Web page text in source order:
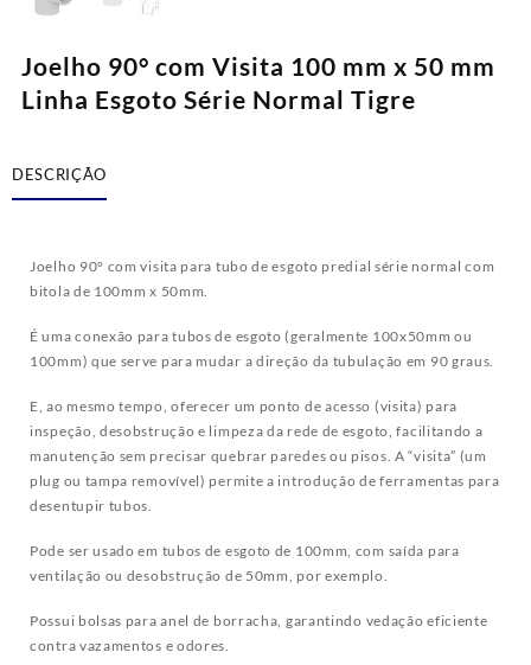
Joelho 90° com Visita 100 mm x 50 mm
Linha Esgoto Série Normal Tigre
DESCRIÇÃO
Joelho 90° com visita para tubo de esgoto predial série normal com
bitola de 100mm x 50mm.
É uma conexão para tubos de esgoto (geralmente 100x50mm ou
100mm) que serve para mudar a direção da tubulação em 90 graus.
E, ao mesmo tempo, oferecer um ponto de acesso (visita) para
inspeção, desobstrução e limpeza da rede de esgoto, facilitando a
manutenção sem precisar quebrar paredes ou pisos. A “visita” (um
plug ou tampa removível) permite a introdução de ferramentas para
desentupir tubos.
Pode ser usado em tubos de esgoto de 100mm, com saída para
ventilação ou desobstrução de 50mm, por exemplo.
Possui bolsas para anel de borracha, garantindo vedação eficiente
contra vazamentos e odores.